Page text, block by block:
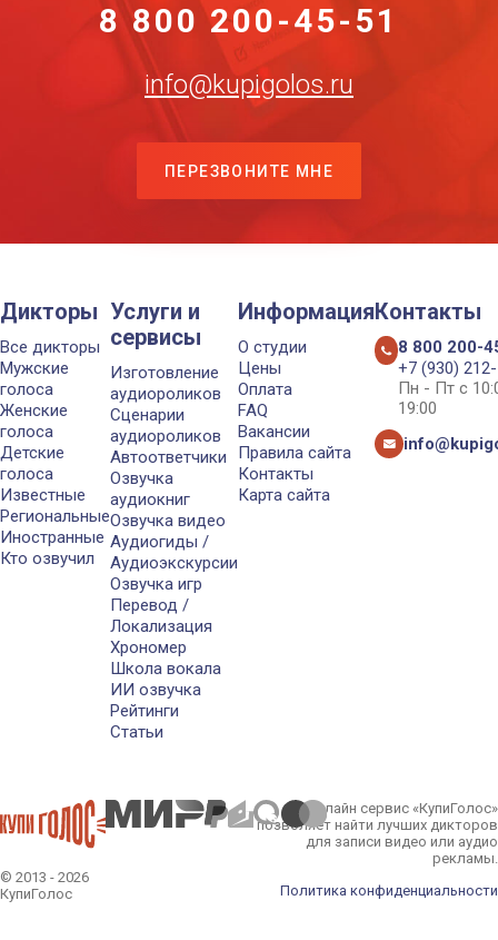
8 800 200-45-51
info@kupigolos.ru
ПЕРЕЗВОНИТЕ МНЕ
Дикторы
Все дикторы
Мужские
голоса
Женские
голоса
Детские
голоса
Известные
Региональные
Иностранные
Кто озвучил
Услуги и
сервисы
Изготовление
аудиороликов
Сценарии
аудиороликов
Автоответчики
Озвучка
аудиокниг
Озвучка видео
Аудиогиды /
Аудиоэкскурсии
Озвучка игр
Перевод /
Локализация
Хрономер
Школа вокала
ИИ озвучка
Рейтинги
Статьи
Информация
О студии
Цены
Оплата
FAQ
Вакансии
Правила сайта
Контакты
Карта сайта
Контакты
8 800 200-
+7 (930)
Пн - Пт с
19:00
© 2013 - 2026
КупиГолос
Онлайн сервис «КупиГолос»
позволяет найти лучших дикторов
для записи видео или аудио
рекламы.
Политика конфиденциальности